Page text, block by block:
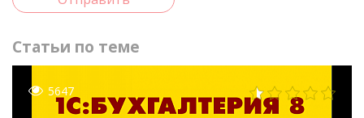
Статьи по теме
5647